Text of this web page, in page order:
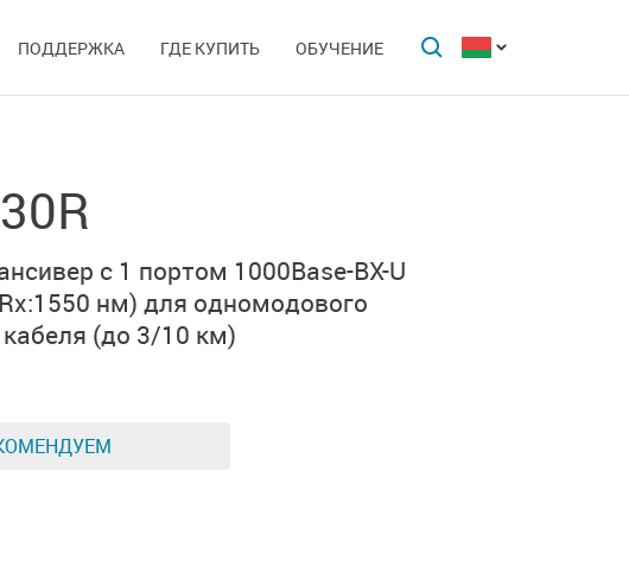
ПОДДЕРЖКА ГДЕ КУПИТЬ ОБУЧЕНИЕ
с 1 портом 1000Base-BX-U
нм) для одномодового
(до 3/10 км)